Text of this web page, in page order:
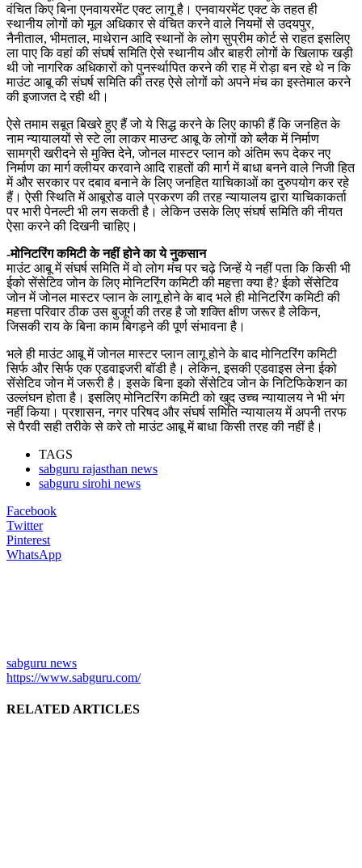
वंचित किए बिना एनवायरमेंट एक्ट लागू है। एनवायरमेंट एक्ट के तहत ही
स्थानीय लोगों को मूल अधिकार से वंचित करने वाले नियमों से उदयपुर,
नैनीताल, भीमताल, माथेरान आदि स्थानों के लोग सुप्रीम कोर्ट से राहत इसलिए
ला पाए कि वहां की संघर्ष समिति ऐसे स्थानीय और बाहरी लोगों के खिलाफ खड़ी
थी जो नागरिक अधिकारों को पुनर्स्थापित करने की राह में रोड़ा बन रहे थे न कि
माउंट आबू की संघर्ष समिति की तरह ऐसे लोगों को अपने मंच का इस्तेमाल करने
की इजाजत दे रही थी।
ऐसे तमाम सबूत बिखरे हुए हैं जो ये सिद्ध करने के लिए काफी हैं कि जनहित के
नाम न्यायालयों से स्टे ला लाकर माउन्ट आबू के लोगों को ब्लैक में निर्माण
सामग्री खरीदने से मुक्ति देने, जोनल मास्टर प्लान को अंतिम रूप देकर नए
निर्माण का मार्ग क्लीयर करवाने आदि राहतों की मार्ग में बाधा बनने वाले निजी हित
में और सरकार पर दबाव बनाने के लिए जनहित याचिकाओं का दुरुपयोग कर रहे
हैं। ऐसी स्थिति में आबूरोड वाले प्रकरण की तरह न्यायालय द्वारा याचिकाकर्ता
पर भारी पेनल्टी भी लग सकती है। लेकिन उसके लिए संघर्ष समिति की नीयत
ऐसा करने की दिखनी चाहिए।
-मोनिटरिंग कमिटी के नहीं होने का ये नुकसान
माउंट आबू में संघर्ष समिति में वो लोग मंच पर चढ़े जिन्हें ये नहीं पता कि किसी भी
ईको सेंसेटिव जोन के लिए मोनिटरिंग कमिटी की महत्ता क्या है? ईको सेंसेटिव
जोन में जोनल मास्टर प्लान के लागू होने के बाद भले ही मोनिटरिंग कमिटी की
महत्ता परिवार ठीक उस बुजूर्ग की तरह है जो शक्ति क्षीण जरूर है लेकिन,
जिसकी राय के बिना काम बिगड़ने की पूर्ण संभावना है।
भले ही माउंट आबू में जोनल मास्टर प्लान लागू होने के बाद मोनिटरिंग कमिटी
सिर्फ और सिर्फ एक एडवाइजरी बॉडी है। लेकिन, इसकी एडवाइस लेना ईको
सेंसेटिव जोन में जरूरी है। इसके बिना इको सेंसेटिव जोन के निटिफिकेशन का
उल्लंघन होता है। इसलिए मोनिटरिंग कमिटी को खुद उच्च न्यायालय ने भी भंग
नहीं किया। प्रशासन, नगर परिषद और संघर्ष समिति न्यायालय में अपनी तरफ
से पैरवी सही तरीके से करे तो माउंट आबू में बाधा किसी तरह की नहीं है।
TAGS
sabguru rajasthan news
sabguru sirohi news
Facebook
Twitter
Pinterest
WhatsApp
sabguru news
https://www.sabguru.com/
RELATED ARTICLES